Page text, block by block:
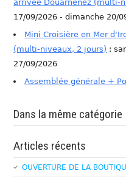
arrivée Douarnenez (multi-
17/09/2026 - dimanche 20/
Mini Croisière en Mer
(multi-niveaux, 2 jours) :
27/09/2026
Assemblée générale +
Dans la même catégorie
Articles récents
OUVERTURE DE LA